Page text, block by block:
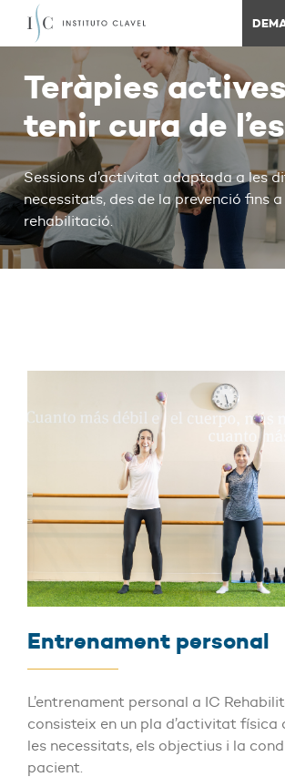
Teràpies
tenir cura de
Sessions d’activitat adaptada a les
necessitats, des de la prevenció fins a
rehabilitació.
Entrenament personal
L’entrenament personal a IC
consisteix en un pla d’activitat física
les necessitats, els objectius i la
pacient.